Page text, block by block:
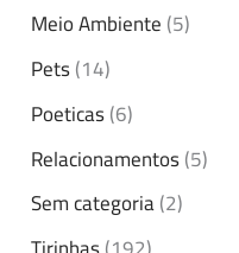
Meio Ambiente(5)
Pets(14)
Poeticas(6)
Relacionamentos(5)
Sem categoria(2)